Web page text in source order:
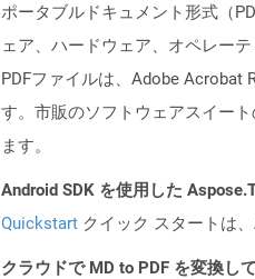
ポータブルドキュメント形式（
ェア、ハードウェア、オペレー
PDFファイルは、Adobe Acrobat
す。市販のソフトウェアスイー
ます。
Android SDK を使用した
Quickstart クイック スタートは
クラウドで MD to PDF を変換し